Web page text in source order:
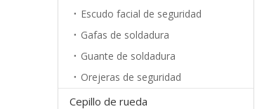
Escudo facial de seguridad
Gafas de soldadura
Guante de soldadura
Orejeras de seguridad
Cepillo de rueda